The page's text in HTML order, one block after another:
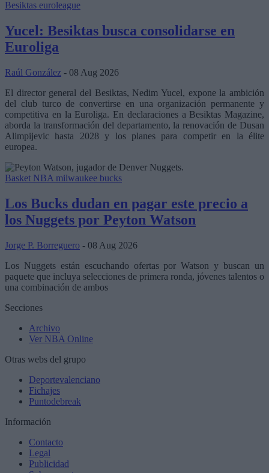
Besiktas euroleague
Yucel: Besiktas busca consolidarse en
Euroliga
Raúl González - 08 Aug 2026
El director general del Besiktas, Nedim Yucel, expone la ambición
del club turco de convertirse en una organización permanente y
competitiva en la Euroliga. En declaraciones a Besiktas Magazine,
aborda la transformación del departamento, la renovación de Dusan
Alimpijevic hasta 2028 y los planes para competir en la élite
europea.
Basket NBA milwaukee bucks
Los Bucks dudan en pagar este precio a
los Nuggets por Peyton Watson
Jorge P. Borreguero - 08 Aug 2026
Los Nuggets están escuchando ofertas por Watson y buscan un
paquete que incluya selecciones de primera ronda, jóvenes talentos o
una combinación de ambos
Secciones
Archivo
Ver NBA Online
Otras webs del grupo
Deportevalenciano
Fichajes
Puntodebreak
Información
Contacto
Legal
Publicidad